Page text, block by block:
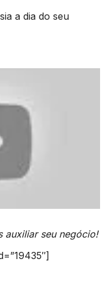
a dia do seu
auxiliar seu negócio!